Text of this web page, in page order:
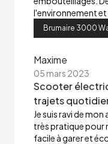
l'environnement
Brumaire 3000
Maxime
05 mars 2023
Scooter
trajets
Je suis ravi de
très pratique pour
facile à garer et